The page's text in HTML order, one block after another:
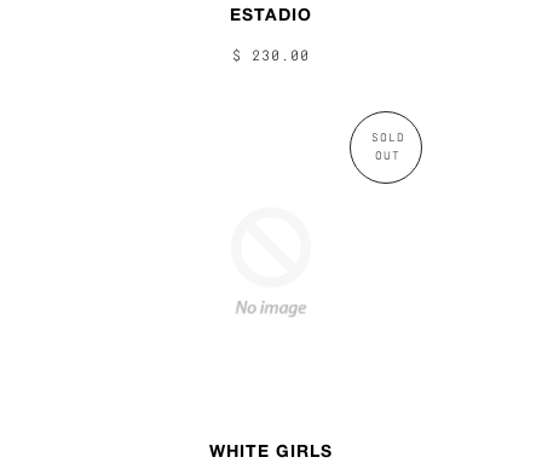
ESTADIO
$ 230.00
SOLD
OUT
WHITE GIRLS